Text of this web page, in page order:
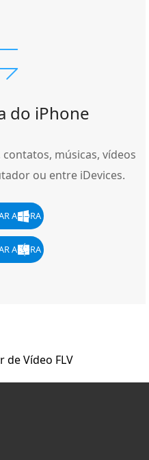
do iPhone
músicas, vídeos
ou entre iDevices.
AGORA
AGORA
de Vídeo FLV